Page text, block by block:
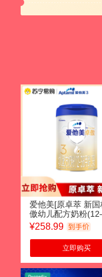
爱他美[原卓萃 新
傲幼儿配方奶粉
月龄,3段) 800g
¥258.99
立即购买